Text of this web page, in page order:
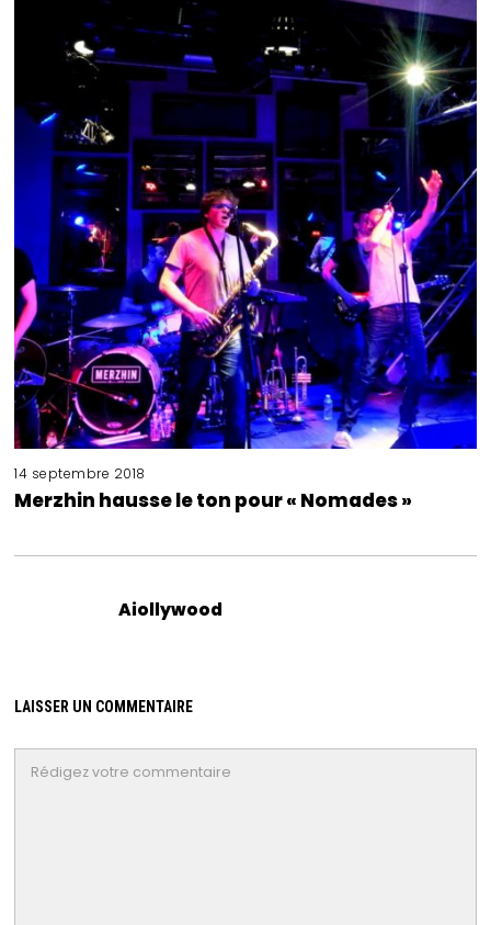
14 septembre 2018
Merzhin hausse le ton pour « Nomades »
Aiollywood
LAISSER UN COMMENTAIRE